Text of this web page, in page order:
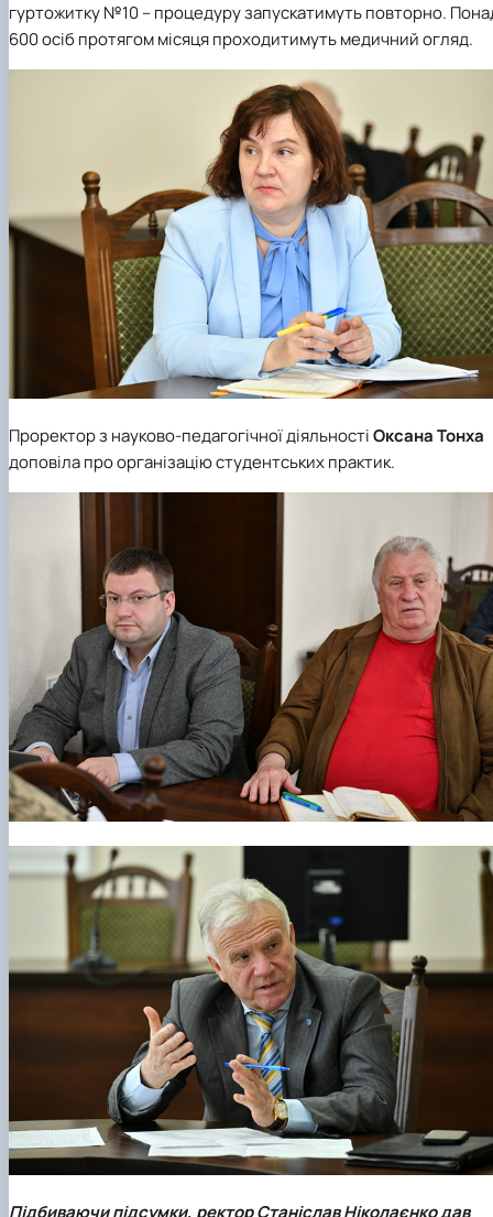
гуртожитку №10 – процедуру запускатимуть повторно.
600 осіб протягом місяця проходитимуть медичний огляд.
Проректор з науково-педагогічної діяльностіОксана Тонха
доповіла про організацію студентських практик.
Підбиваючи підсумки, ректор Станіслав Ніколаєнко дав